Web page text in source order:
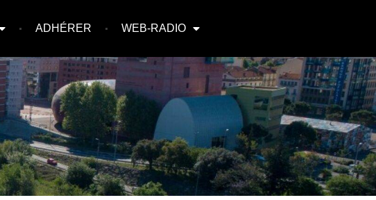
ADHÉRER WEB-RADIO